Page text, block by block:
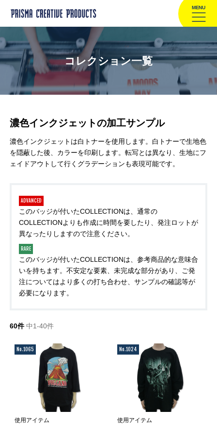
MENU
コレクション一覧
濃色インクジェットの加工サンプル
濃色インクジェットは白トナーを使用します。白トナーで生地色
を隠蔽した後、カラーを印刷します。転写とは異なり、生地にフ
ェイドアウトして行くグラデーションも表現可能です。
ADVANCED
このバッジが付いたCOLLECTIONは、通常の
COLLECTIONよりも作成に時間を要したり、発注ロットが
異なったりしますので注意ください。
RARE
このバッジが付いたCOLLECTIONは、参考商品的な意味合
いを持ちます。不安定な要素、未完成な部分があり、ご発
注についてはより多くの打ち合わせ、サンプルの確認等が
必要になります。
60件 中1-40件
No.1065
使用アイテム
No.1024
使用アイテム